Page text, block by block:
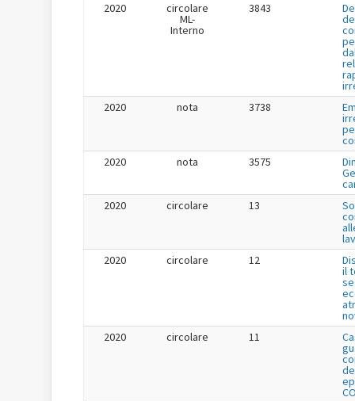
2020
circolare
ML-
Interno
3843
2020
nota 3738
2020
nota 3575
2020
circolare 13
2020
circolare 12
il
2020
circolare 11